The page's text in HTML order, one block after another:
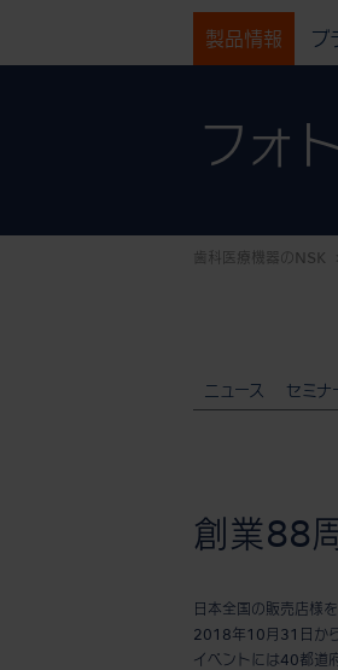
製品情報 ブ
フォ
歯科医療機器のNSK
ニュース セミナ
創業88
日本全国の販売店様
2018年10月31日から
イベントには40都道